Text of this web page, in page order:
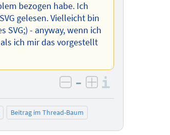
bezogen habe. Ich
gelesen. Vielleicht bin
SVG;) - anyway, wenn ich
ich mir das vorgestellt
negativ bewerten
– positiv
Beitrag im Thread-Baum